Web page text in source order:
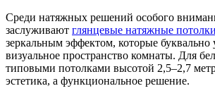
Среди натяжных решений особого
заслуживают глянцевые натяжные потолки
зеркальным эффектом, которые буквально
визуальное пространство комнаты. Для
типовыми потолками высотой 2,5–2,7
эстетика, а функциональное решение.